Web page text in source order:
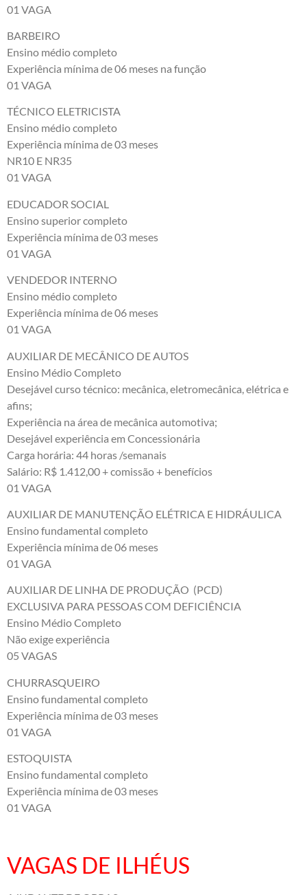
01 VAGA
BARBEIRO
Ensino médio completo
Experiência mínima de 06 meses na função
01 VAGA
TÉCNICO ELETRICISTA
Ensino médio completo
Experiência mínima de 03 meses
NR10 E NR35
01 VAGA
EDUCADOR SOCIAL
Ensino superior completo
Experiência mínima de 03 meses
01 VAGA
VENDEDOR INTERNO
Ensino médio completo
Experiência mínima de 06 meses
01 VAGA
AUXILIAR DE MECÂNICO DE AUTOS
Ensino Médio Completo
Desejável curso técnico: mecânica, eletromecânica, elétrica e
afins;
Experiência na área de mecânica automotiva;
Desejável experiência em Concessionária
Carga horária: 44 horas /semanais
Salário: R$ 1.412,00 + comissão + benefícios
01 VAGA
AUXILIAR DE MANUTENÇÃO ELÉTRICA E HIDRÁULICA
Ensino fundamental completo
Experiência mínima de 06 meses
01 VAGA
AUXILIAR DE LINHA DE PRODUÇÃO (PCD)
EXCLUSIVA PARA PESSOAS COM DEFICIÊNCIA
Ensino Médio Completo
Não exige experiência
05 VAGAS
CHURRASQUEIRO
Ensino fundamental completo
Experiência mínima de 03 meses
01 VAGA
ESTOQUISTA
Ensino fundamental completo
Experiência mínima de 03 meses
01 VAGA
VAGAS DE ILHÉUS